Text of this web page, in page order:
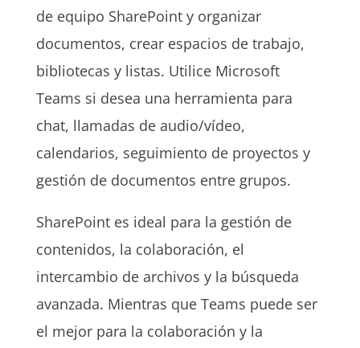
de equipo SharePoint y organizar
documentos, crear espacios de trabajo,
bibliotecas y listas. Utilice Microsoft
Teams si desea una herramienta para
chat, llamadas de audio/vídeo,
calendarios, seguimiento de proyectos y
gestión de documentos entre grupos.
SharePoint es ideal para la gestión de
contenidos, la colaboración, el
intercambio de archivos y la búsqueda
avanzada. Mientras que Teams puede ser
el mejor para la colaboración y la